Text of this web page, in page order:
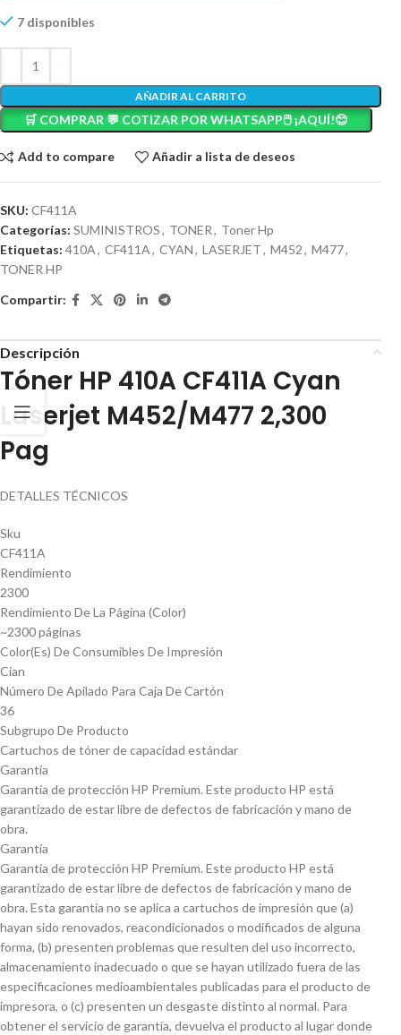
7 disponibles
AÑADIR AL CARRITO
🛒 COMPRAR 💬 COTIZAR POR WHATSAPP🖱️ ¡AQUÍ!😊
Add to compare Añadir a lista de deseos
SKU: CF411A
Categorías: SUMINISTROS, TONER, Toner Hp
Etiquetas: 410A, CF411A, CYAN, LASERJET, M452, M477,
TONER HP
Compartir:
Descripción
Tóner HP 410A CF411A Cyan
Laserjet M452/M477 2,300
Pag
DETALLES TÉCNICOS
Sku
CF411A
Rendimiento
2300
Rendimiento De La Página (Color)
~2300 páginas
Color(Es) De Consumibles De Impresión
Cian
Número De Apilado Para Caja De Cartón
36
Subgrupo De Producto
Cartuchos de tóner de capacidad estándar
Garantía
Garantía de protección HP Premium. Este producto HP está
garantizado de estar libre de defectos de fabricación y mano de
obra.
Garantía
Garantía de protección HP Premium. Este producto HP está
garantizado de estar libre de defectos de fabricación y mano de
obra. Esta garantía no se aplica a cartuchos de impresión que (a)
hayan sido renovados, reacondicionados o modificados de alguna
forma, (b) presenten problemas que resulten del uso incorrecto,
almacenamiento inadecuado o que se hayan utilizado fuera de las
especificaciones medioambientales publicadas para el producto de
impresora, o (c) presenten un desgaste distinto al normal. Para
obtener el servicio de garantía, devuelva el producto al lugar donde